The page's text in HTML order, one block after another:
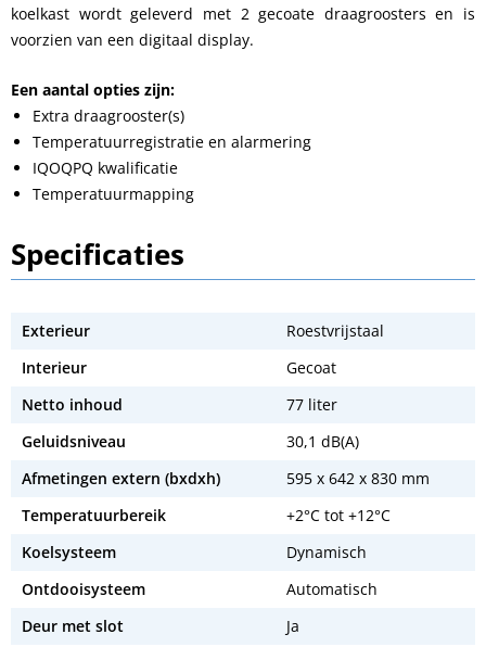
koelkast wordt geleverd met 2 gecoate draagroosters en is
voorzien van een digitaal display.
Een aantal opties zijn:
Extra draagrooster(s)
Temperatuurregistratie en alarmering
IQOQPQ kwalificatie
Temperatuurmapping
Specificaties
Exterieur
Roestvrijstaal
Interieur
Gecoat
Netto inhoud
77 liter
Geluidsniveau
30,1 dB(A)
Afmetingen extern (bxdxh)
595 x 642 x 830 mm
Temperatuurbereik
+2°C tot +12°C
Koelsysteem
Dynamisch
Ontdooisysteem
Automatisch
Deur met slot
Ja